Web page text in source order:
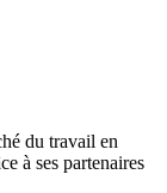
du travail en
à ses partenaires